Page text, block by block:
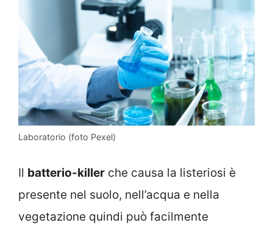
Laboratorio (foto Pexel)
Il batterio-killer che causa la listeriosi è
presente nel suolo, nell’acqua e nella
vegetazione quindi può facilmente